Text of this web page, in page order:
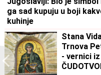
ga sad kupuju u boji
kuhinje
Stana
Trnova
- vernici